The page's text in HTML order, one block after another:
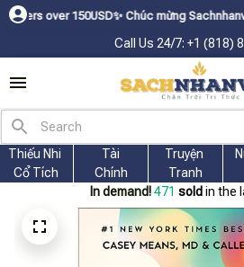
ㅤ✨Chúc mừng Sachnhanvan.com đã
Call Us 24/7: +1 (818)
Thiếu Nhi
Cổ Tích
Tài
Chính
Truyện
Tranh
In demand! 471 sold in the